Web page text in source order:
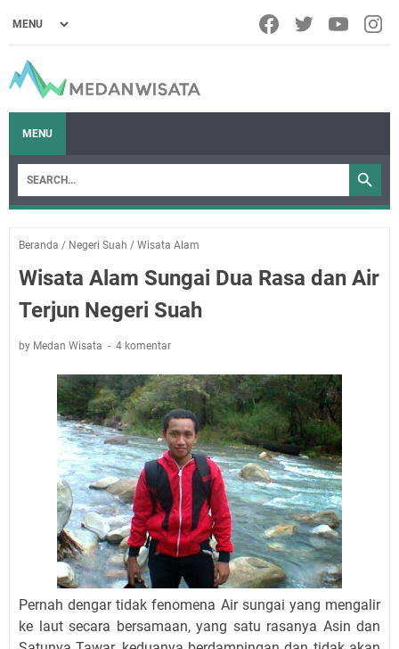
MENU
Beranda / Negeri Suah / Wisata Alam
Wisata Alam Sungai Dua Rasa dan Air
Terjun Negeri Suah
by Medan Wisata 4 komentar
Pernah dengar tidak fenomena Air sungai yang mengalir
ke laut secara bersamaan, yang satu rasanya Asin dan